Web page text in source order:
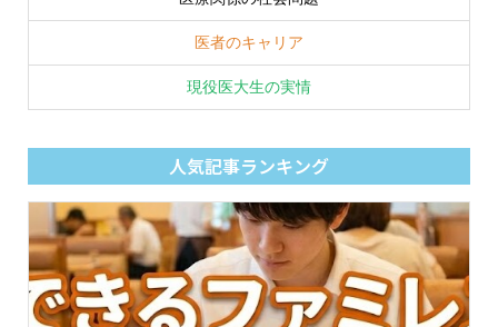
医者のキャリア
現役医大生の実情
人気記事ランキング